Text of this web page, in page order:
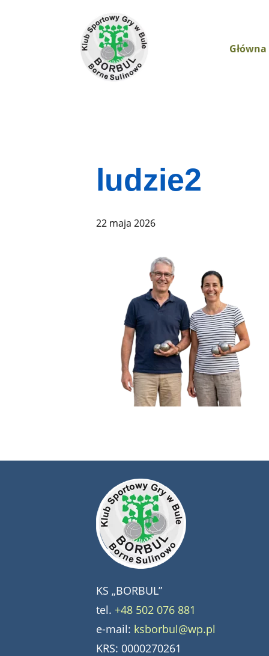
Główna
ludzie2
22 maja 2026
KS „BORBUL”
tel. +48 502 076 881
e-mail: ksborbul@wp.pl
KRS: 0000270261